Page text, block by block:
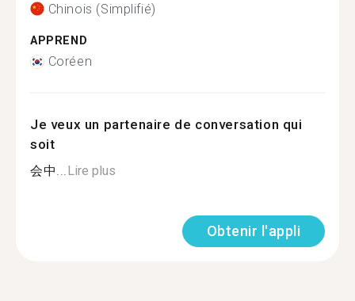
Chinois (Simplifié)
APPREND
Coréen
Je veux un partenaire de conversation qui
soit
会中...Lire plus
Obtenir l'appli